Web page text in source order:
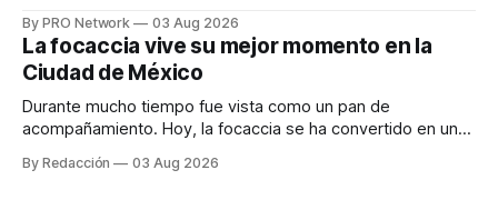
para los textos, alguien que supiera de publicidad digital
para encontrar prospectos, un vendedor para atender
llamadas y mensajes, y —con suerte— una persona
By PRO Network 03 Aug 2026
La focaccia vive su mejor momento en la
Ciudad de México
Durante mucho tiempo fue vista como un pan de
acompañamiento. Hoy, la focaccia se ha convertido en uno
artesanal, ingredientes de calidad y experiencias que
By Redacción 03 Aug 2026